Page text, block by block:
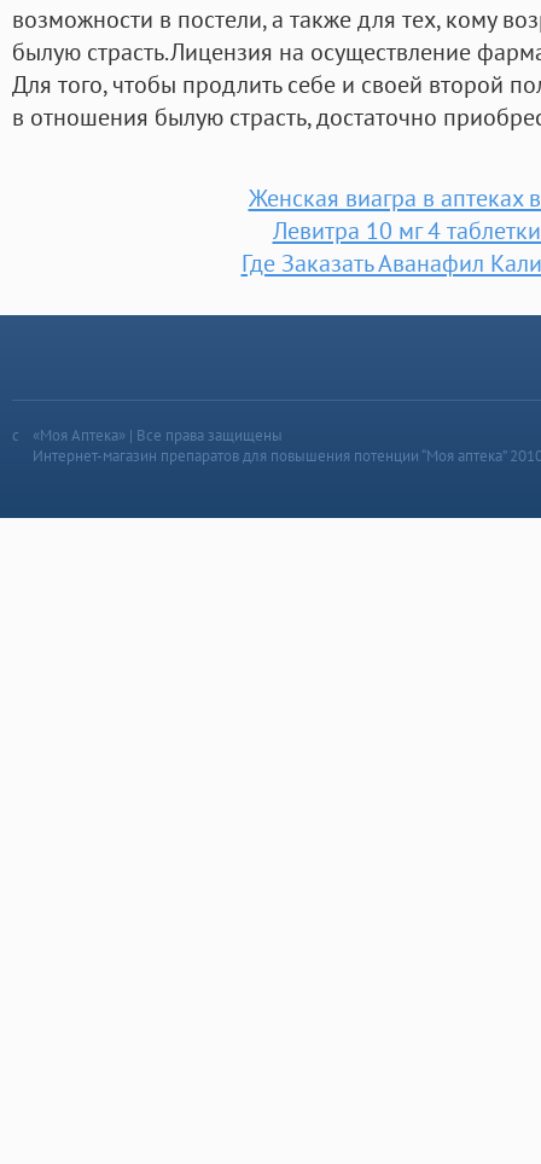
возможности в постели, а также для тех, кому
былую страсть.Лицензия на осуществление
Для того, чтобы продлить себе и своей второй
в отношения былую страсть, достаточно
Женская виагра в аптеках
Левитра 10 мг 4
Где Заказать Аванафил
«Моя Аптека» | Все права защищены
Интернет-магазин препаратов для повышения потенции “Моя аптека”